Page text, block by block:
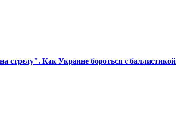
стрелу". Как Украине бороться с баллистикой